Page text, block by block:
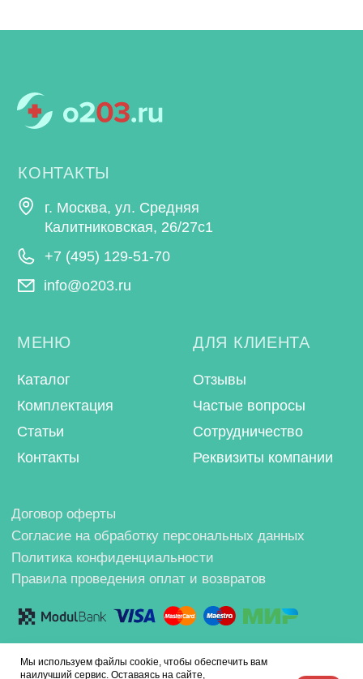
Мы используем файлы cookie, чтобы обеспечить вам
наилучший сервис. Оставаясь на сайте,